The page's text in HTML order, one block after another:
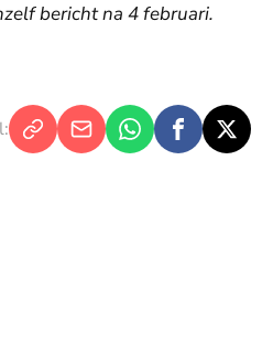
bericht na 4 februari.